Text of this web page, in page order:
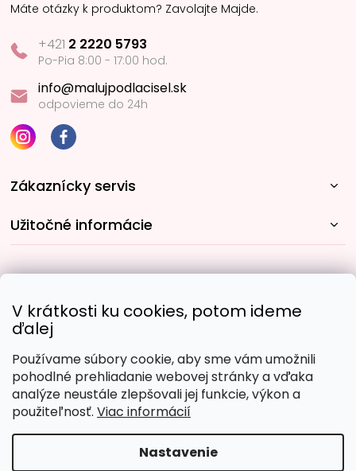
V krátkosti ku cookies, potom ideme
ďalej
Používame súbory cookie, aby sme vám umožnili
pohodlné prehliadanie webovej stránky a vďaka
analýze neustále zlepšovali jej funkcie, výkon a
použiteľnosť. Viac informácií
Nastavenie
Máte otázky k produktom? Zavolajte Majde.
+421 2 2220 5793
Po-Pia 8:00 - 17:00 hod.
info@malujpodlacisel.sk
odpovieme do 24h
Zákaznícky servis
Užitočné informácie
Obľúbené spôsoby platby: